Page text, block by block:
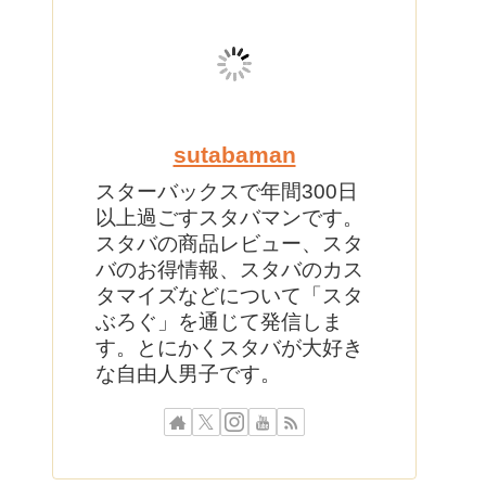
sutabaman
スターバックスで年間300日
以上過ごすスタバマンです。
スタバの商品レビュー、スタ
バのお得情報、スタバのカス
タマイズなどについて「スタ
ぶろぐ」を通じて発信しま
す。とにかくスタバが大好き
な自由人男子です。